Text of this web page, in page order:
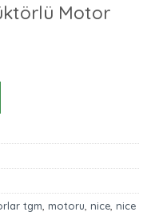
Motor
adet
tgm motoru nice nice